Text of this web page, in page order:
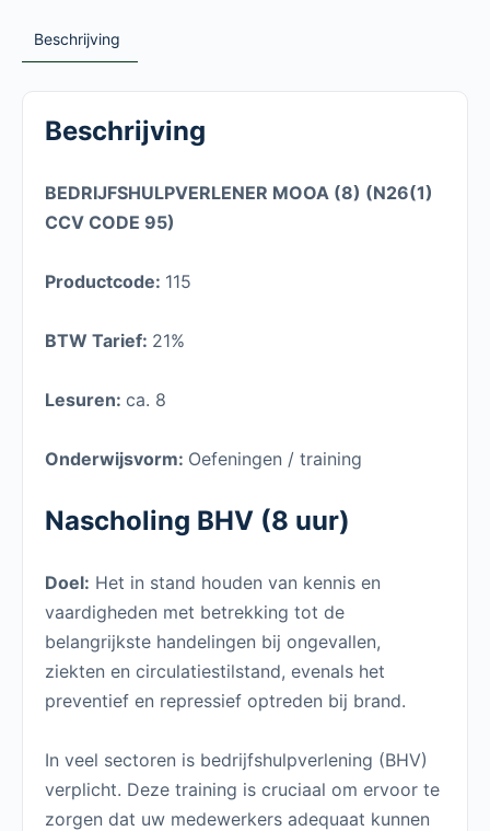
Beschrijving
Beschrijving
BEDRIJFSHULPVERLENER MOOA (8) (N26(1)
CCV CODE 95)
Productcode: 115
BTW Tarief: 21%
Lesuren: ca. 8
Onderwijsvorm: Oefeningen / training
Nascholing BHV (8 uur)
Doel: Het in stand houden van kennis en
vaardigheden met betrekking tot de
belangrijkste handelingen bij ongevallen,
ziekten en circulatiestilstand, evenals het
preventief en repressief optreden bij brand.
In veel sectoren is bedrijfshulpverlening (BHV)
verplicht. Deze training is cruciaal om ervoor te
zorgen dat uw medewerkers adequaat kunnen